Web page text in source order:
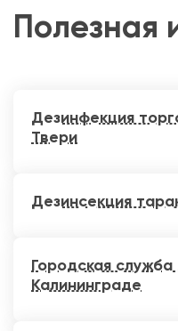
Полезная
Дезинфекция
Твери
Дезинсекция
Городская служба
Калининграде